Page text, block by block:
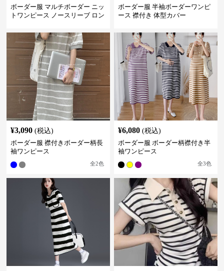
ボーダー服 マルチボーダー ニッ
トワンピース ノースリーブ ロン
ボーダー服 半袖ボーダーワンピ
ース 襟付き 体型カバー
¥3,090 (税込)
ボーダー服 襟付きボーダー柄長
袖ワンピース
全2色
¥6,080 (税込)
ボーダー服 ボーダー柄襟付き半
袖ワンピース
全3色